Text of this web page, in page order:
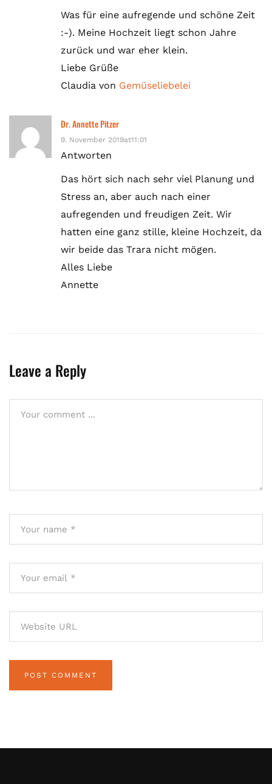
Was für eine aufregende und schöne Zeit
:-). Meine Hochzeit liegt schon Jahre
zurück und war eher klein.
Liebe Grüße
Claudia von Gemüseliebelei
Dr. Annette Pitzer
9. November 2019at11:01
Antworten
Das hört sich nach sehr viel Planung und
Stress an, aber auch nach einer
aufregenden und freudigen Zeit. Wir
hatten eine ganz stille, kleine Hochzeit, da
wir beide das Trara nicht mögen.
Alles Liebe
Annette
Leave a Reply